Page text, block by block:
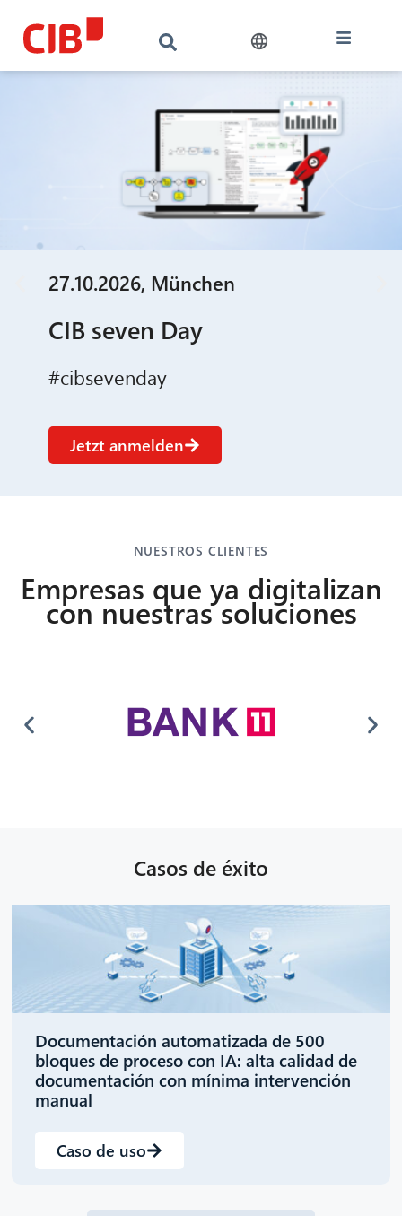
27.10.2026, München
CIB seven Day
#cibsevenday
Jetzt anmelden
NUESTROS CLIENTES
Empresas que ya digitalizan
con nuestras soluciones
Casos de éxito
Documentación automatizada de 500
bloques de proceso con IA: alta calidad de
documentación con mínima intervención
manual
Caso de uso